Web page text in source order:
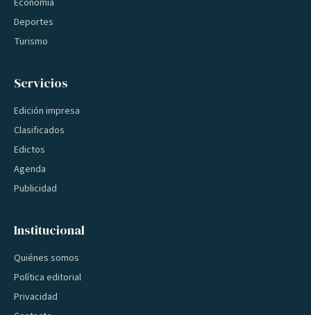
Economía
Deportes
Turismo
Servicios
Edición impresa
Clasificados
Edictos
Agenda
Publicidad
Institucional
Quiénes somos
Política editorial
Privacidad